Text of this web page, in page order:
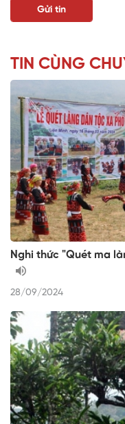
TIN CÙNG
Nghi thức "Quét ma
28/09/2024